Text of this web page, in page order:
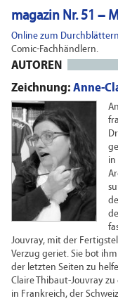
magazin Nr. 51 –
Online zum Durchblättern
Comic-Fachhändlern.
AUTOREN
Zeichnung: Anne-
in
Jouvray, mit der
Verzug geriet. Sie bot
der letzten Seiten zu
Claire Thibaut-Jouvray
in Frankreich, der